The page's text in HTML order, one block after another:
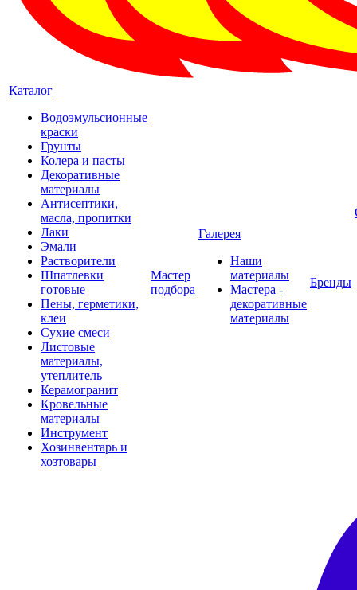
Каталог
Водоэмульсионные
краски
Грунты
Колера и пасты
Декоративные
материалы
Антисептики,
масла, пропитки
Лаки
Эмали
Растворители
Шпатлевки
готовые
Пены, герметики,
клеи
Сухие смеси
Листовые
материалы,
утеплитель
Керамогранит
Кровельные
материалы
Инструмент
Хозинвентарь и
хозтовары
Мастер
подбора
Галерея
Наши
материалы
Мастера -
декоративные
материалы
Бренды